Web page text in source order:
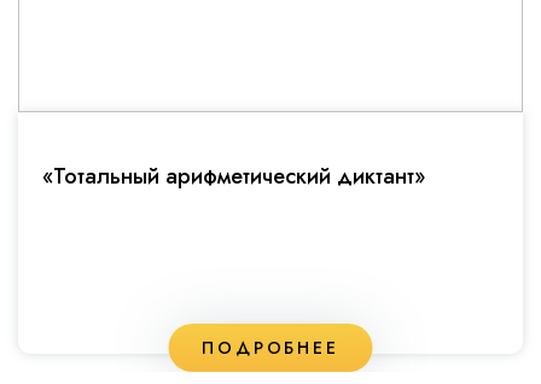
«Тотальный арифметический диктант»
ПОДРОБНЕЕ